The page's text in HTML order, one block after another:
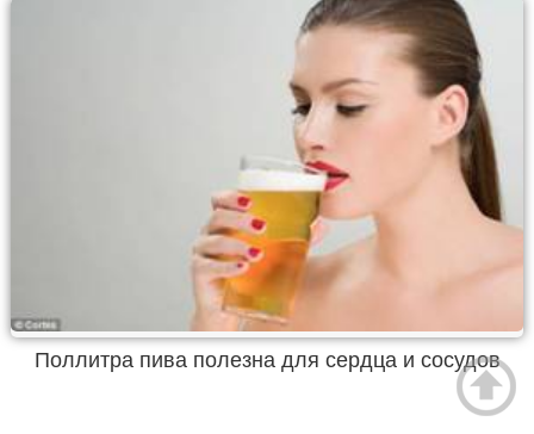
Поллитра пива полезна для сердца и сосудов